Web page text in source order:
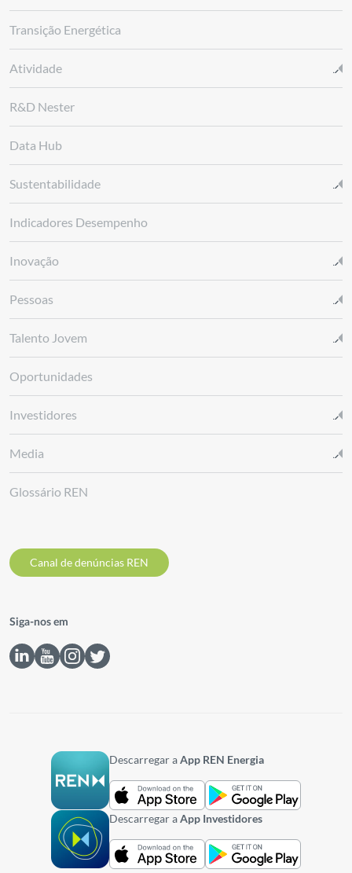
Transição Energética
Atividade
R&D Nester
Data Hub
Sustentabilidade
Indicadores Desempenho
Inovação
Pessoas
Talento Jovem
Oportunidades
Investidores
Media
Glossário REN
Canal de denúncias REN
Siga-nos em
Descarregar aApp REN Energia
Descarregar aApp Investidores